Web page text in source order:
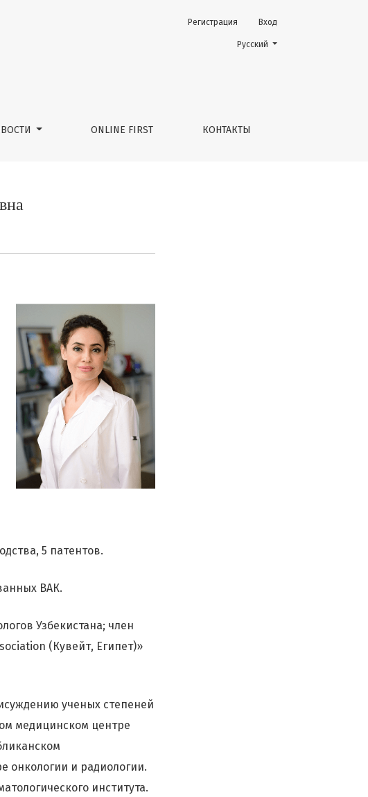
ONLINE FIRST КОНТАКТЫ
Регистрация Вход
Change the language. The
Русский
5 патентов.
ВАК.
Узбекистана; член
(Кувейт, Египет)»
ученых степеней
медицинском центре
онкологии и радиологии.
института.